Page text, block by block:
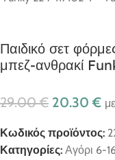
Παιδικό σετ
μπεζ-ανθρακί
29.00€ 20.30€
Κωδικός προϊόντος:
Κατηγορίες: Αγόρι 6-